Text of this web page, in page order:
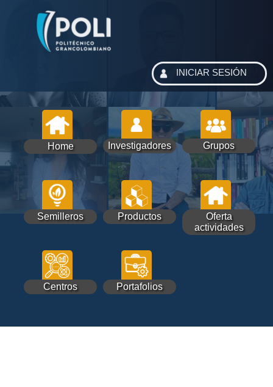
Home Investigadores Grupos
Semilleros Productos
Oferta
actividades
Centros Portafolios
INICIAR SESIÓN